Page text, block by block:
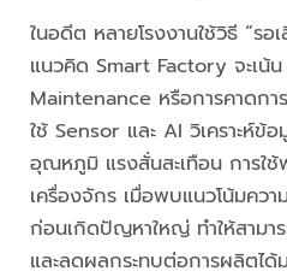
ในอดีต หลายโรงงานใช้วิธี “ร
แนวคิด Smart Factory จะเน้
Maintenance หรือการคาดก
ใช้ Sensor และ AI วิเคราะห์
อุณหภูมิ แรงสั่นสะเทือน การใ
เครื่องจักร เมื่อพบแนวโน้มคว
ก่อนเกิดปัญหาใหญ่ ทำให้สามา
และลดผลกระทบต่อการผลิตได้